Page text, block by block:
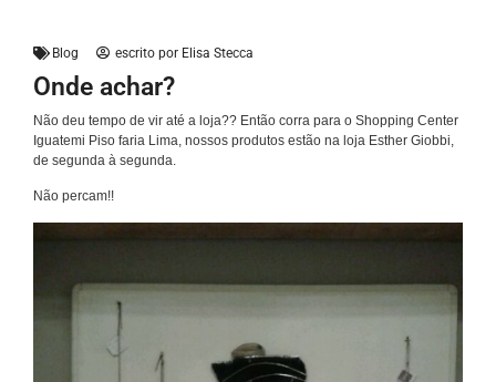
Blog escrito por Elisa Stecca
Onde achar?
Não deu tempo de vir até a loja?? Então corra para o Shopping Center
Iguatemi Piso faria Lima, nossos produtos estão na loja Esther Giobbi,
de segunda à segunda.
Não percam!!